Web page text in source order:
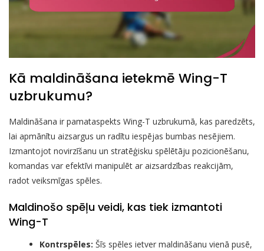
Kā maldināšana ietekmē Wing-T
uzbrukumu?
Maldināšana ir pamataspekts Wing-T uzbrukumā, kas paredzēts,
lai apmānītu aizsargus un radītu iespējas bumbas nesējiem.
Izmantojot novirzīšanu un stratēģisku spēlētāju pozicionēšanu,
komandas var efektīvi manipulēt ar aizsardzības reakcijām,
radot veiksmīgas spēles.
Maldinošo spēļu veidi, kas tiek izmantoti
Wing-T
Kontrspēles: Šīs spēles ietver maldināšanu vienā pusē,